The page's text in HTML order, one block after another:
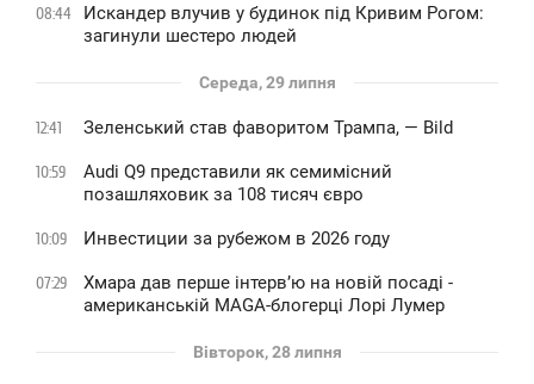
08:44
Искандер влучив у будинок під Кривим Рогом:
загинули шестеро людей
Середа, 29 липня
12:41 Зеленський став фаворитом Трампа, — Bild
10:59
Audi Q9 представили як семимісний
позашляховик за 108 тисяч євро
10:09 Инвестиции за рубежом в 2026 году
07:29
Хмара дав перше інтервʼю на новій посаді -
американській MAGA-блогерці Лорі Лумер
Вівторок, 28 липня